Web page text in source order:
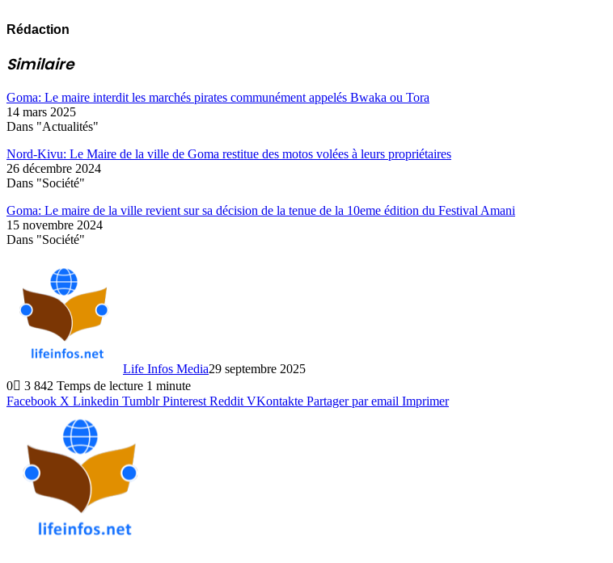
Rédaction
Similaire
Goma: Le maire interdit les marchés pirates communément appelés Bwaka ou Tora
14 mars 2025
Dans "Actualités"
Nord-Kivu: Le Maire de la ville de Goma restitue des motos volées à leurs propriétaires
26 décembre 2024
Dans "Société"
Goma: Le maire de la ville revient sur sa décision de la tenue de la 10eme édition du Festival Amani
15 novembre 2024
Dans "Société"
Life Infos Media29 septembre 2025
0
3 842 Temps de lecture 1 minute
Facebook X Linkedin Tumblr Pinterest Reddit VKontakte Partager par email Imprimer